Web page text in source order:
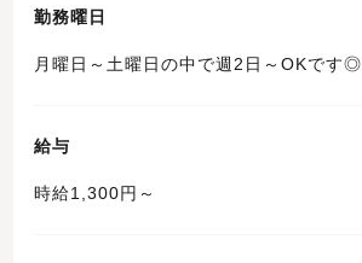
勤務曜日
月曜日～土曜日の中で週2日～OKです◎
給与
時給1,300円～